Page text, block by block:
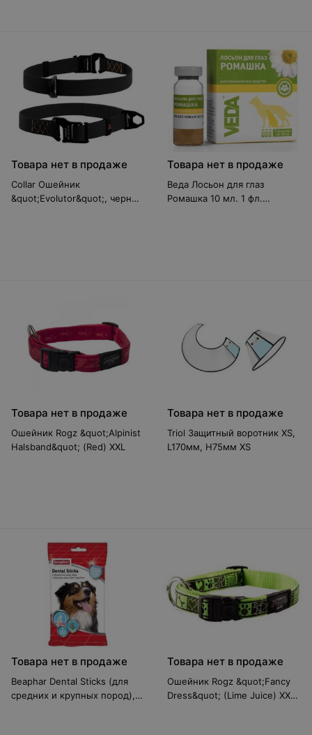
Товара нет в продаже
Collar Ошейник
&quot;Evolutor&quot;, черный
Товара нет в продаже
Веда Лосьон для глаз
Ромашка 10 мл. 1 фл.
Товара нет в продаже
Ошейник Rogz &quot;Alpinist
Halsband&quot; (Red) XXL
Товара нет в продаже
Triol Защитный воротник XS,
L170мм, H75мм XS
Товара нет в продаже
Beaphar Dental Sticks (для
средних и крупных пород),
Товара нет в продаже
Ошейник Rogz &quot;Fancy
Dress&quot; (Lime Juice) XXL